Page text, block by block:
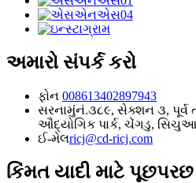
અમારો સંપર્ક કરો
ફોન 008613402897943
સરનામુંનં.૩૮૯, સેક્શન ૩, પૂર્વ
ઔદ્યોગિક પાર્ક, ચેંગડુ,
ઈ-મેલricj@cd-ricj.com
કિંમત યાદી માટે પૂછપરછ